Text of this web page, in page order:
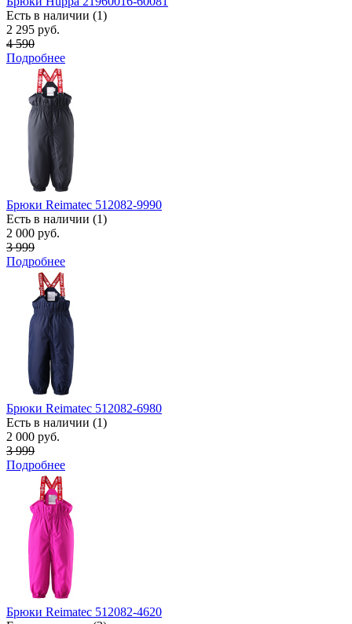
Есть в наличии (1)
2 295 руб.
4 590
Подробнее
Брюки Reimatec 512082-9990
Есть в наличии (1)
2 000 руб.
3 999
Подробнее
Брюки Reimatec 512082-6980
Есть в наличии (1)
2 000 руб.
3 999
Подробнее
Брюки Reimatec 512082-4620